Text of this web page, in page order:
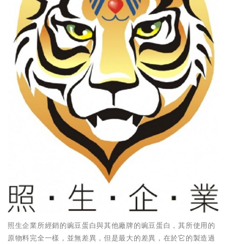
照生企業所經銷的豌豆蛋白與其他廠牌的豌豆蛋白，其所使用的
原物料完全一樣，並無差異，但是最大的差異，在於它的製造過